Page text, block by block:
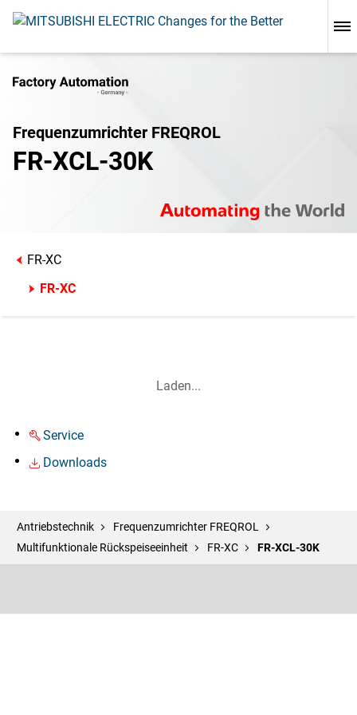
Frequenzumrichter FREQROL
FR-XCL-30K
FR-XC
FR-XC
Laden...
Service
Downloads
Antriebstechnik
Frequenzumrichter FREQROL
Multifunktionale Rückspeiseeinheit
FR-XC FR-XCL-30K